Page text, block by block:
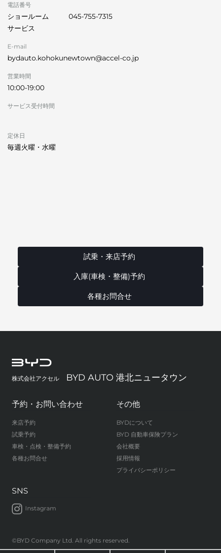
電話番号
ショールーム
045-755-7315
サービス
E-mail
bydauto.kohokunewtown@accel-co.jp
営業時間
10:00-19:00
サービス受付時間
定休日
毎週火曜・水曜
試乗・来店予約
入庫(車検・整備)予約
各種お問合せ
株式会社アクセル BYD AUTO 港北ニュータウン
予約・お問い合わせ
来店予約
試乗予約
車検・点検・整備予約
各種お問合せ
その他
BYDについて
BYD 自動車保険プラン
会社概要
採用情報
プライバシーポリシー
SNS
Instagram
©BYD Company Ltd. All rights reserved.